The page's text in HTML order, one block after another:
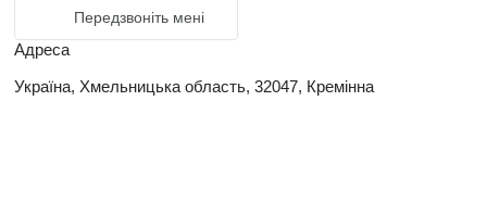
Передзвоніть мені
Адреса
Україна, Хмельницька область, 32047, Кремінна